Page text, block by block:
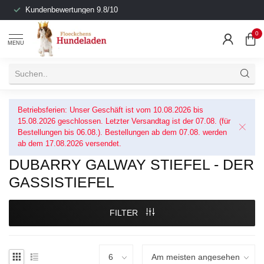
Kundenbewertungen 9.8/10
MENU
0
Betriebsferien: Unser Geschäft ist vom 10.08.2026 bis
15.08.2026 geschlossen. Letzter Versandtag ist der 07.08. (für
Bestellungen bis 06.08.). Bestellungen ab dem 07.08. werden
ab dem 17.08.2026 versendet.
DUBARRY GALWAY STIEFEL - DER
GASSISTIEFEL
FILTER